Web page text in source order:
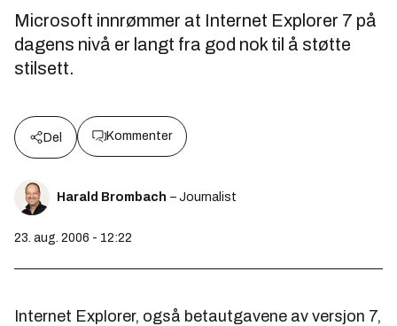
Microsoft innrømmer at Internet Explorer 7 på
dagens nivå er langt fra god nok til å støtte
stilsett.
Del Kommenter
Harald Brombach – Journalist
23. aug. 2006 - 12:22
Internet Explorer, også betautgavene av versjon 7,